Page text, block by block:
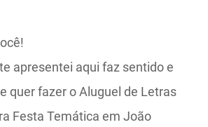
apresentei aqui faz sentido e
quer fazer o Aluguel de Letras
Festa Temática em João